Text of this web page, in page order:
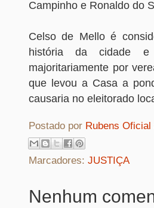
Campinho e Ronaldo do
Celso de Mello é
história da cidade
majoritariamente por
que levou a Casa a
causaria no eleitorado
Postado por Rubens Oficial
Marcadores: JUSTIÇA
Nenhum